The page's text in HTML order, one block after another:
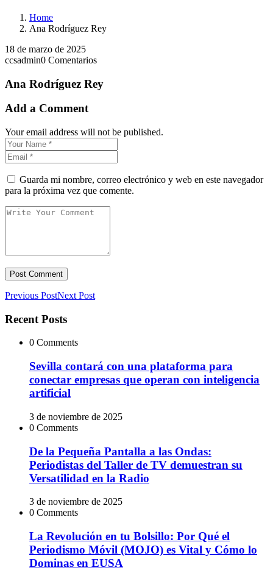
Home
Ana Rodríguez Rey
18 de marzo de 2025
ccsadmin0 Comentarios
Ana Rodríguez Rey
Add a Comment
Your email address will not be published.
Guarda mi nombre, correo electrónico y web en este navegador
para la próxima vez que comente.
Previous PostNext Post
Recent Posts
0 Comments
Sevilla contará con una plataforma para
conectar empresas que operan con inteligencia
artificial
3 de noviembre de 2025
0 Comments
De la Pequeña Pantalla a las Ondas:
Periodistas del Taller de TV demuestran su
Versatilidad en la Radio
3 de noviembre de 2025
0 Comments
La Revolución en tu Bolsillo: Por Qué el
Periodismo Móvil (MOJO) es Vital y Cómo lo
Dominas en EUSA